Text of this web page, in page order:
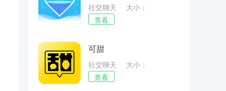
社交聊天
大小：
68.85MB
查看
可甜
社交聊天
大小：
47.22MB
查看